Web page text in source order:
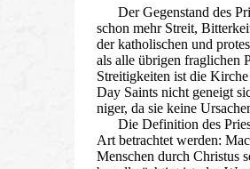
Der Gegenstand des
schon mehr Streit,
der katholischen und
als alle übrigen fraglichen
Streitigkeiten ist die Kirche
Day Saints nicht geneigt
niger, da sie keine
Die Definition des
Art betrachtet werden:
Menschen durch Christus